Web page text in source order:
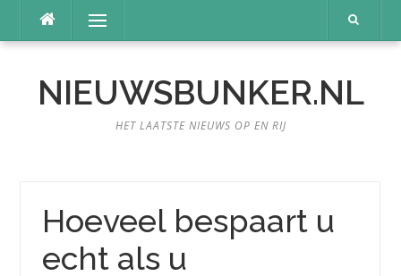
inhoud
Menu
NIEUWSBUNKER.NL
HET LAATSTE NIEUWS OP EN RIJ
Hoeveel bespaart u
echt als u